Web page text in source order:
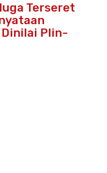
Terseret
Dinilai Plin-